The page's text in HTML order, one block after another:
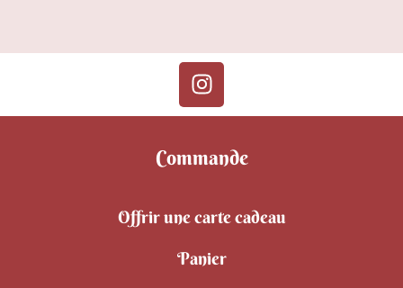
Commande
Offrir une carte cadeau
Panier